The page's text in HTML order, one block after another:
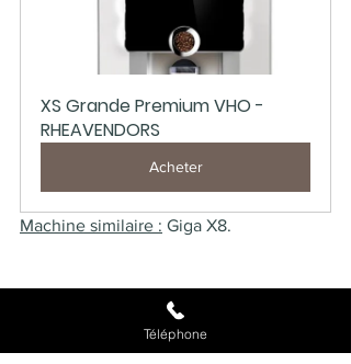
XS Grande Premium VHO -
RHEAVENDORS
Acheter
Machine similaire : Giga X8.
4. Distributeur automatique Opéra
Téléphone